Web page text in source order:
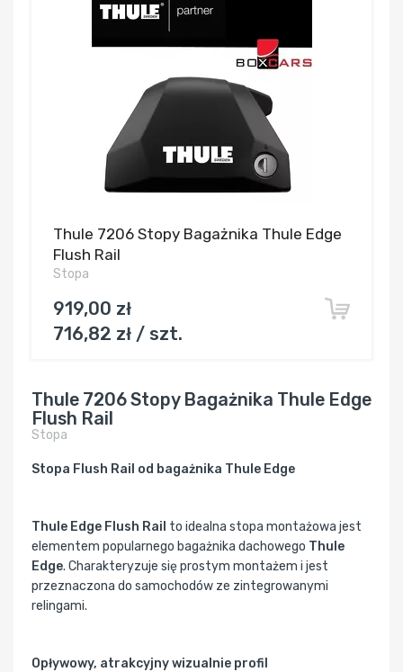
Thule 7206 Stopy Bagażnika Thule Edge
Flush Rail
Stopa
919,00 zł
716,82 zł / szt.
Thule 7206 Stopy Bagażnika Thule Edge
Flush Rail
Stopa
Stopa Flush Rail od bagażnika Thule Edge
Thule Edge Flush Rail to idealna stopa montażowa jest
elementem popularnego bagażnika dachowego Thule
Edge. Charakteryzuje się prostym montażem i jest
przeznaczona do samochodów ze zintegrowanymi
relingami.
Opływowy, atrakcyjny wizualnie profil